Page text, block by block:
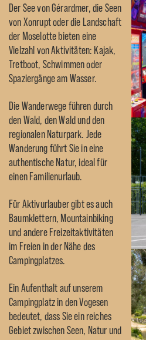
Der See von Gérardmer, die Seen
von Xonrupt oder die Landschaft
der Moselotte bieten eine
Vielzahl von Aktivitäten: Kajak,
Tretboot, Schwimmen oder
Spaziergänge am Wasser.
Die Wanderwege führen durch
den Wald, den Wald und den
regionalen Naturpark. Jede
Wanderung führt Sie in eine
authentische Natur, ideal für
einen Familienurlaub.
Für Aktivurlauber gibt es auch
Baumklettern, Mountainbiking
und andere Freizeitaktivitäten
im Freien in der Nähe des
Campingplatzes.
Ein Aufenthalt auf unserem
Campingplatz in den Vogesen
bedeutet, dass Sie ein reiches
Gebiet zwischen Seen, Natur und